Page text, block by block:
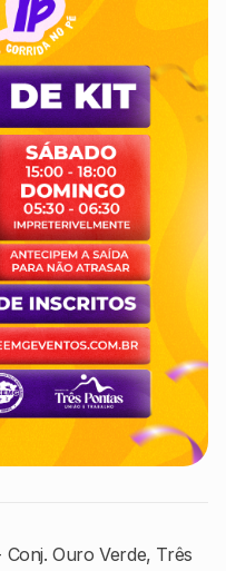
Ouro Verde, Três